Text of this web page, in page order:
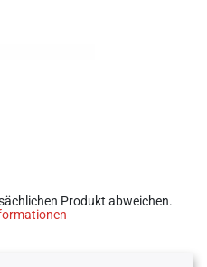
Produkt abweichen.